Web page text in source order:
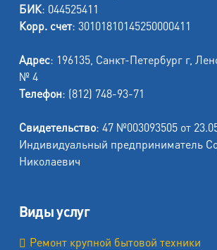
БИК: 044525411
Корр. счет: 30101810145250000411
Адрес: 196135, Санкт-Петербург г,
№ 4
Телефон: (812) 748-93-71
Свидетельство: 47 №003093505 от
Индивидуальный предприниматель
Николаевич
Виды услуг
Ремонт крупной бытовой техники